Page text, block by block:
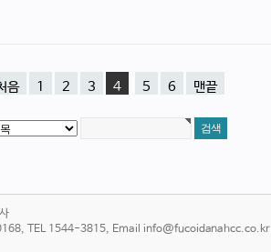
음 1 2 3 4 5 6 맨끝
TEL 1544-3815, Email info@fucoidanahcc.co.kr